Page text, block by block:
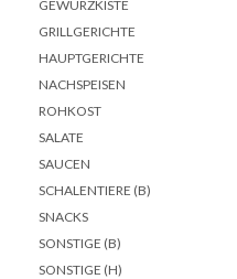
GEWÜRZKISTE
GRILLGERICHTE
HAUPTGERICHTE
NACHSPEISEN
ROHKOST
SALATE
SAUCEN
SCHALENTIERE (B)
SNACKS
SONSTIGE (B)
SONSTIGE (H)